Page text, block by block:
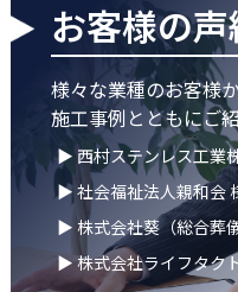
お客様の
様々な業種のお客様
施工事例とともにご紹
▶ 西村ステンレス工業
▶ 社会福祉法人親和会
▶ 株式会社葵（総合葬
▶ 株式会社ライフタク